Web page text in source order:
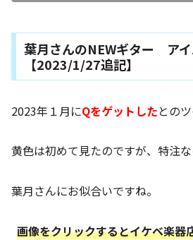
葉月さんのNEWギター ア
【2023/1/27追記】
2023年１月にQをゲットしたとの
黄色は初めて見たのですが、特注な
葉月さんにお似合いですね。
画像をクリックするとイケベ楽器